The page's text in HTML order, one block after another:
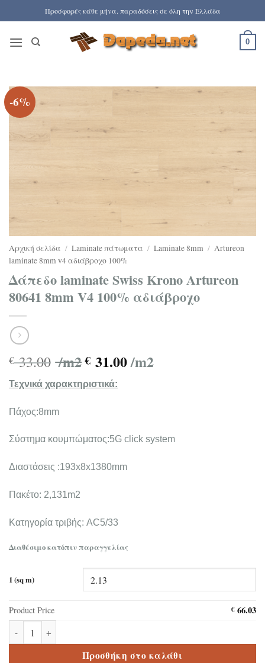
στο
περιεχόμενο
Προσφορές κάθε μήνα. παραδόσεις σε όλη την Ελλάδα
0
-6%
Αρχική σελίδα / Laminate πάτωματα / Laminate 8mm / Artureon
laminate 8mm v4 αδιάβροχο 100%
Δάπεδο laminate Swiss Krono Artureon
80641 8mm V4 100% αδιάβροχο
€33.00 /m2 € 31.00/m2
Τεχνικά χαρακτηριστικά:
Πάχος:8mm
Σύστημα κουμπώματος:5G click system
Διαστάσεις :193x8x1380mm
Πακέτο: 2,131m2
Κατηγορία τριβής: AC5/33
Διαθέσιμο κατόπιν παραγγελίας
1 (sq m)
Product Price €66.03
Δάπεδο laminate Swiss Krono Artureon 80641 8mm V4 100%
Προσθήκη στο καλάθι